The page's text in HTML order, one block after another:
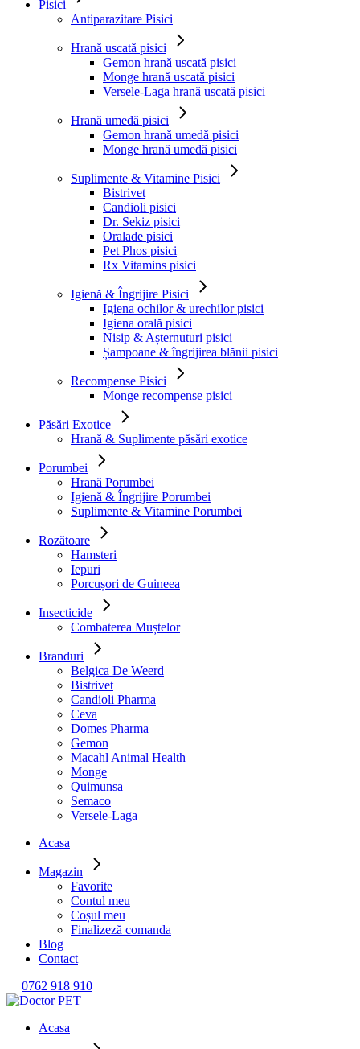
Pisici
Antiparazitare Pisici
Hrană uscată pisici
Gemon hrană uscată pisici
Monge hrană uscată pisici
Versele-Laga hrană uscată pisici
Hrană umedă pisici
Gemon hrană umedă pisici
Monge hrană umedă pisici
Suplimente & Vitamine Pisici
Bistrivet
Candioli pisici
Dr. Sekiz pisici
Oralade pisici
Pet Phos pisici
Rx Vitamins pisici
Igienă & Îngrijire Pisici
Igiena ochilor & urechilor pisici
Igiena orală pisici
Nisip & Așternuturi pisici
Șampoane & îngrijirea blănii pisici
Recompense Pisici
Monge recompense pisici
Păsări Exotice
Hrană & Suplimente păsări exotice
Porumbei
Hrană Porumbei
Igienă & Îngrijire Porumbei
Suplimente & Vitamine Porumbei
Rozătoare
Hamsteri
Iepuri
Porcușori de Guineea
Insecticide
Combaterea Muștelor
Branduri
Belgica De Weerd
Bistrivet
Candioli Pharma
Ceva
Domes Pharma
Gemon
Macahl Animal Health
Monge
Quimunsa
Semaco
Versele-Laga
Acasa
Magazin
Favorite
Contul meu
Coșul meu
Finalizeză comanda
Blog
Contact
0762 918 910
Acasa